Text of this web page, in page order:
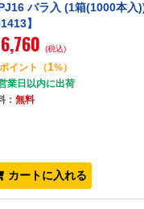
バラ入 (1箱(1000本入
】
6,760 (税込)
イント （1%）
業日以内に出荷
： 無料
カートに入れる